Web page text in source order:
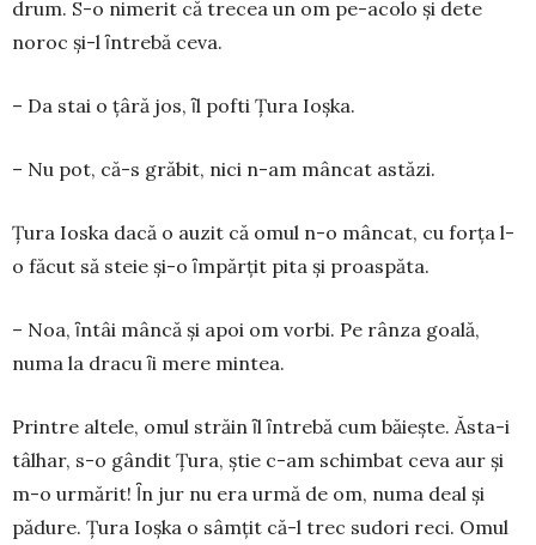
drum. S-o nimerit că trecea un om pe-acolo şi dete
noroc şi-l ȋntrebă ceva.
– Da stai o ţâră jos, ȋl pofti Ţura Ioşka.
– Nu pot, că-s grăbit, nici n-am mâncat astăzi.
Ţura Ioska dacă o auzit că omul n-o mân­cat, cu forţa l-
o făcut să steie şi-o ȋm­părţit pita şi proaspăta.
– Noa, ȋntâi mâncă şi apoi om vorbi. Pe rânza goală,
numa la dracu ȋi mere mintea.
Printre altele, omul străin ȋl ȋntrebă cum băieşte. Ăsta-i
tâlhar, s-o gândit Ţura, ştie c-am schimbat ceva aur şi
m-o urmărit! Ȋn jur nu era urmă de om, numa deal şi
pădure. Ţura Ioşka o sâmţit că-l trec sudori reci. Omul